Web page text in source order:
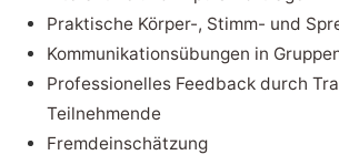
Praktische Körper-, Stimm- und
Kommunikationsübungen in
Professionelles Feedback durch
Teilnehmende
Fremdeinschätzung